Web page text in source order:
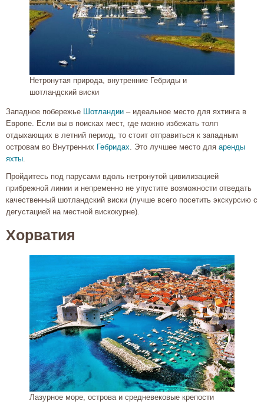
Нетронутая природа, внутренние Гебриды и
шотландский виски
Западное побережье Шотландии – идеальное место для яхтинга в
Европе. Если вы в поисках мест, где можно избежать толп
отдыхающих в летний период, то стоит отправиться к западным
островам во Внутренних Гебридах. Это лучшее место для аренды
яхты.
Пройдитесь под парусами вдоль нетронутой цивилизацией
прибрежной линии и непременно не упустите возможности отведать
качественный шотландский виски (лучше всего посетить экскурсию с
дегустацией на местной вискокурне).
Хорватия
Лазурное море, острова и средневековые крепости